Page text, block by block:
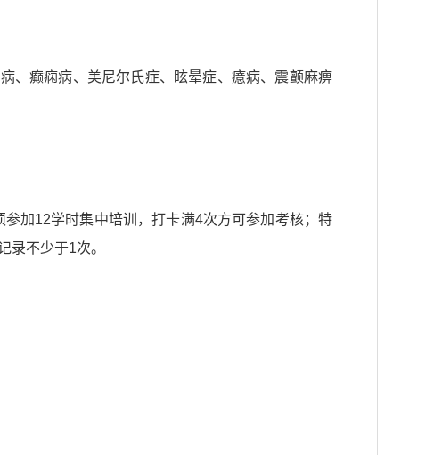
、癫痫病、美尼尔氏症、眩晕症、癔病、震颤麻痹
加12学时集中培训，打卡满4次方可参加考核；特
录不少于1次。